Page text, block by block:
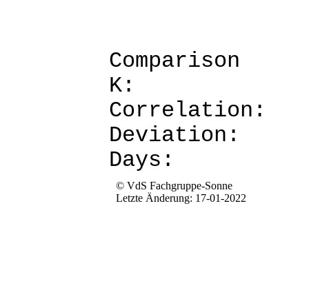
K:
© VdS Fachgruppe-Sonne
Letzte Änderung: 17-01-2022